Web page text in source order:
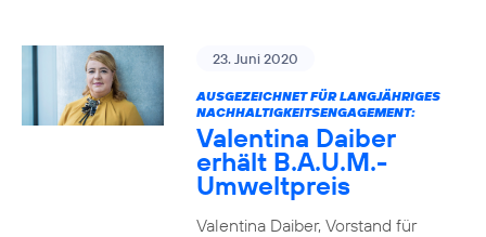
23. Juni 2020
AUSGEZEICHNET FÜR LANGJÄHRIGES
NACHHALTIGKEITSENGAGEMENT:
Valentina Daiber
erhält B.A.U.M.-
Umweltpreis
Valentina Daiber, Vorstand für